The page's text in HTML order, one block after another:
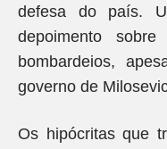
defesa do país.
depoimento
bombardeios,
governo de
Os hipócritas que